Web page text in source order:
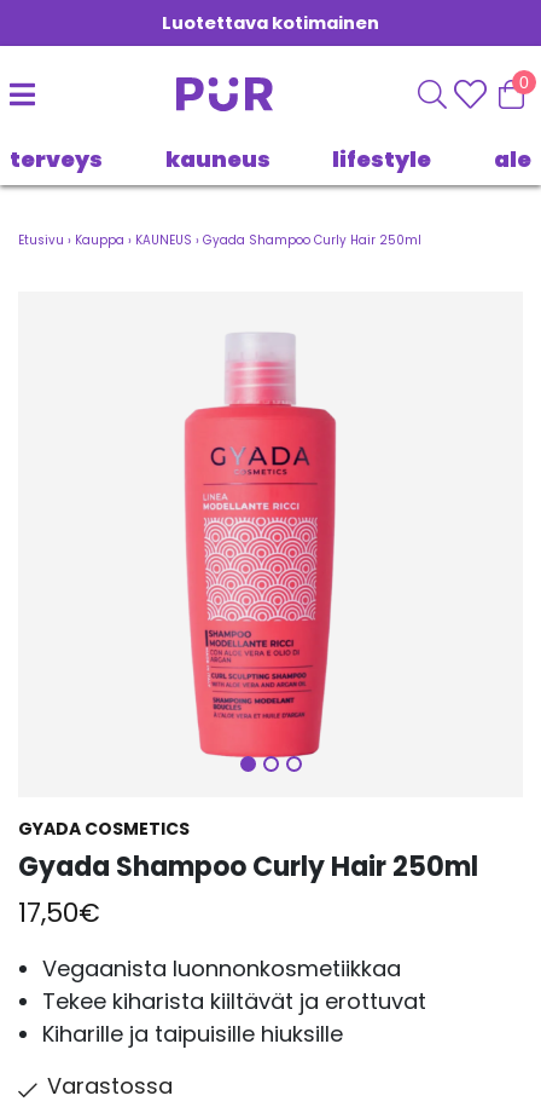
Luotettava kotimainen
0
terveys kauneus lifestyle ale
Etusivu › Kauppa › KAUNEUS › Gyada Shampoo Curly Hair 250ml
Seuraava
GYADA COSMETICS
Gyada Shampoo Curly Hair 250ml
17,50€
Vegaanista luonnonkosmetiikkaa
Tekee kiharista kiiltävät ja erottuvat
Kiharille ja taipuisille hiuksille
Varastossa